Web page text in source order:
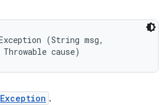
(String msg,
cause)
.